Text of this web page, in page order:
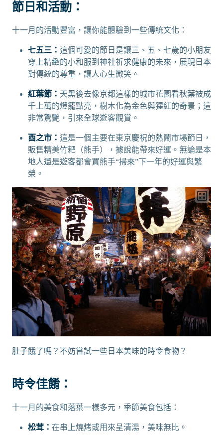
節日和活動：
十一月的活動豐富，讓你能體驗到一些傳統文化：
七五三： 這個可愛的節日是讓三、五、七歲的小朋友
穿上精緻的小和服到神社祈求健康的未來，展現日本
對傳統的尊重，讓人心生微笑。
紅葉節： 天黑後去像京都這樣的城市花園看秋葉被成
千上萬的燈籠點亮，樹木化為金色與猩紅的奇景；這
非常驚艷，引來全球遊客觀賞。
酉之市： 這是一個主要在東京慶祝的熱鬧市場節日，
販售精美竹耙（熊手），據說能帶來好運。無論是本
地人還是遊客都會買熊手“掃來”下一年的好運與繁
榮。
肚子餓了嗎？不妨嘗試一些日本美味的時令食物？
時令佳餚：
十一月的美食和落葉一樣多元，季節美食包括：
松茸： 在串上燒烤或用來呈清湯，美味無比。